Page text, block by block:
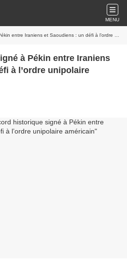
MENU
Iraniens et Saoudiens : un défi à l’ordre unipolaire américain
à Pékin entre Iraniens
à l’ordre unipolaire